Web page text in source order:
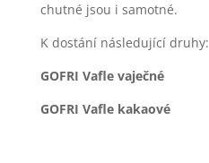
chutné jsou i samotné.
K dostání následující druhy:
GOFRI Vafle vaječné
GOFRI Vafle kakaové